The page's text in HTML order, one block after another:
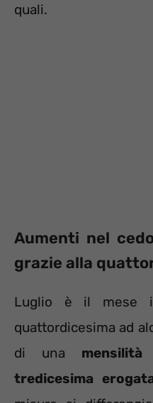
quali.
Aumenti nel
grazie alla
Luglio è il mese
quattordicesima ad
di una
tredicesima